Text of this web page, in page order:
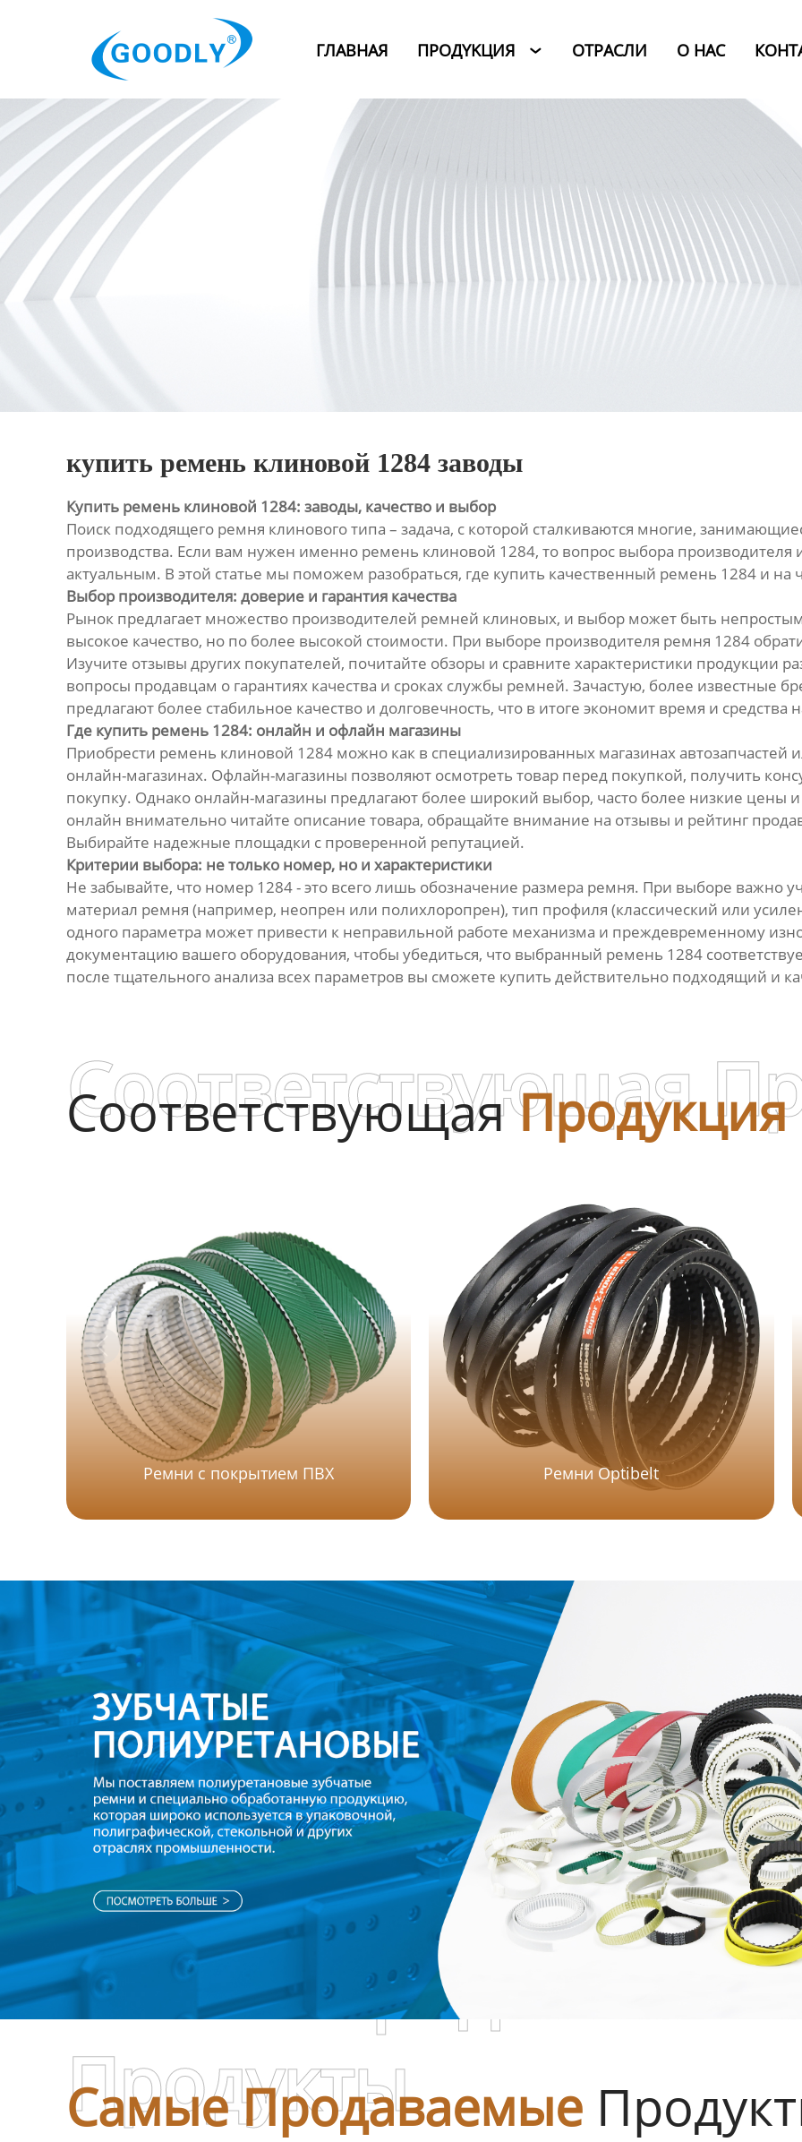
ГЛАВНАЯ ПРОДYKЦИЯ  ОТРАСЛИ O HAC
ОТРАСЛИ
Категория
Новости
Контакты
купить ремень клиновой 1284 заводы
Купить ремень клиновой 1284: заводы, качество и выбор
Поиск подходящего ремня клинового типа – задача, с которой сталкиваются многие,
производства. Если вам нужен именно ремень клиновой 1284, то вопрос выбора производителя
актуальным. В этой статье мы поможем разобраться, где купить качественный ремень 1284 и
Выбор производителя: доверие и гарантия качества
Рынок предлагает множество производителей ремней клиновых, и выбор может быть
высокое качество, но по более высокой стоимости. При выборе производителя ремня 1284
Изучите отзывы других покупателей, почитайте обзоры и сравните характеристики продукции
вопросы продавцам о гарантиях качества и сроках службы ремней. Зачастую, более известные
предлагают более стабильное качество и долговечность, что в итоге экономит время и средства
Где купить ремень 1284: онлайн и офлайн магазины
Приобрести ремень клиновой 1284 можно как в специализированных магазинах
онлайн-магазинах. Офлайн-магазины позволяют осмотреть товар перед покупкой, получить
покупку. Однако онлайн-магазины предлагают более широкий выбор, часто более низкие цены
онлайн внимательно читайте описание товара, обращайте внимание на отзывы и рейтинг
Выбирайте надежные площадки с проверенной репутацией.
Критерии выбора: не только номер, но и характеристики
Не забывайте, что номер 1284 - это всего лишь обозначение размера ремня. При выборе важно
материал ремня (например, неопрен или полихлоропрен), тип профиля (классический или
одного параметра может привести к неправильной работе механизма и преждевременному
документацию вашего оборудования, чтобы убедиться, что выбранный ремень 1284
после тщательного анализа всех параметров вы сможете купить действительно подходящий и
СоответствующаяПродукция
Соответствующая
Ремни с покрытием ПВХ Ремни Optibelt
Самые Продаваемые
Самые
Продукты